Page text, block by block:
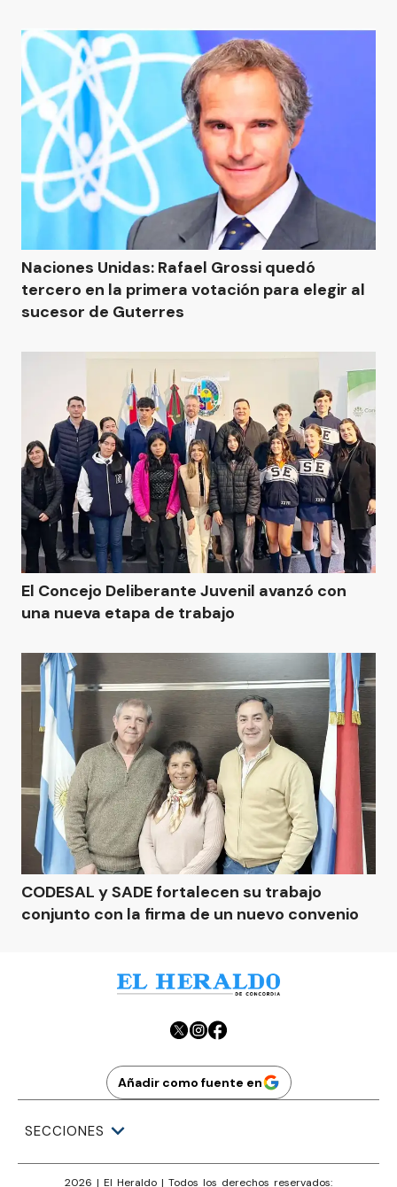
Naciones Unidas: Rafael Grossi quedó
tercero en la primera votación para elegir al
sucesor de Guterres
El Concejo Deliberante Juvenil avanzó con
una nueva etapa de trabajo
CODESAL y SADE fortalecen su trabajo
conjunto con la firma de un nuevo convenio
Añadir como fuente en
SECCIONES
2026 | El Heraldo | Todos los derechos reservados: